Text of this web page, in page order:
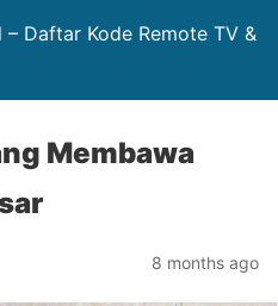
Daftar Kode Remote TV &
Membawa
8 months ago